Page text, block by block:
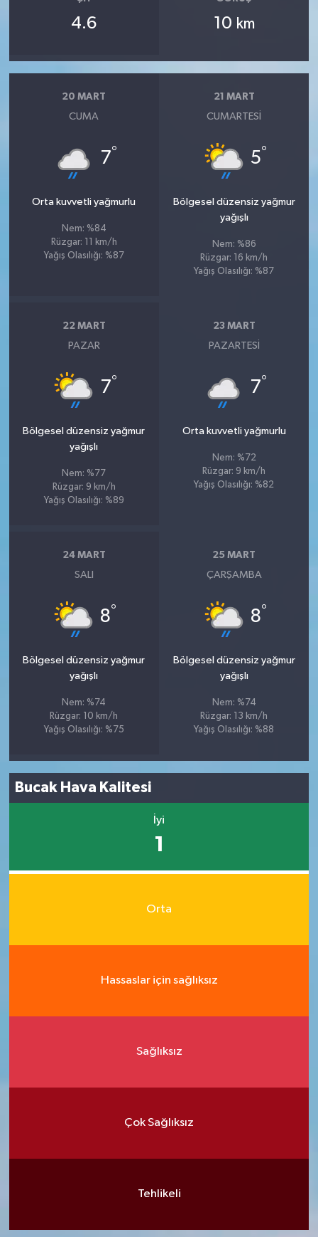
4.6 10 km
20 MART
CUMA
7°
Orta kuvvetli yağmurlu
Nem: %84
Rüzgar: 11 km/h
Yağış Olasılığı: %87
21 MART
CUMARTESI
5°
Bölgesel düzensiz yağmur
yağışlı
Nem: %86
Rüzgar: 16 km/h
Yağış Olasılığı: %87
22 MART
PAZAR
7°
Bölgesel düzensiz yağmur
yağışlı
Nem: %77
Rüzgar: 9 km/h
Yağış Olasılığı: %89
23 MART
PAZARTESI
7°
Orta kuvvetli yağmurlu
Nem: %72
Rüzgar: 9 km/h
Yağış Olasılığı: %82
24 MART
SALI
8°
Bölgesel düzensiz yağmur
yağışlı
Nem: %74
Rüzgar: 10 km/h
Yağış Olasılığı: %75
25 MART
ÇARŞAMBA
8°
Bölgesel düzensiz yağmur
yağışlı
Nem: %74
Rüzgar: 13 km/h
Yağış Olasılığı: %88
Bucak Hava Kalitesi
İyi
1
Orta
Hassaslar için sağlıksız
Sağlıksız
Çok Sağlıksız
Tehlikeli